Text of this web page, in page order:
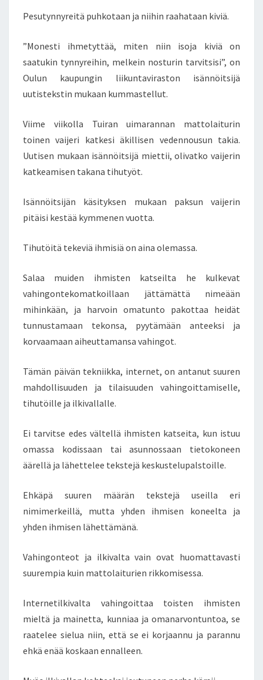
N
K
I
A
–
S
U
T
Y
Y
R
I
H
K
A
N
I
I
H
N
R
A
A
A
T
N
K
I
V
Pesutynnyreitä puhkotaan ja niihin raahataan kiviä.
”Monesti ihmetyttää, miten niin isoja kiviä on
saatukin tynnyreihin, melkein nosturin tarvitsisi”, on
Oulun kaupungin liikuntaviraston isännöitsijä
uutistekstin mukaan kummastellut.
Viime viikolla Tuiran uimarannan mattolaiturin
toinen vaijeri katkesi äkillisen vedennousun takia.
Uutisen mukaan isännöitsijä miettii, olivatko vaijerin
katkeamisen takana tihutyöt.
Isännöitsijän käsityksen mukaan paksun vaijerin
pitäisi kestää kymmenen vuotta.
Tihutöitä tekeviä ihmisiä on aina olemassa.
Salaa muiden ihmisten katseilta he kulkevat
vahingontekomatkoillaan jättämättä nimeään
mihinkään, ja harvoin omatunto pakottaa heidät
tunnustamaan tekonsa, pyytämään anteeksi ja
korvaamaan aiheuttamansa vahingot.
Tämän päivän tekniikka, internet, on antanut suuren
mahdollisuuden ja tilaisuuden vahingoittamiselle,
tihutöille ja ilkivallalle.
Ei tarvitse edes vältellä ihmisten katseita, kun istuu
omassa kodissaan tai asunnossaan tietokoneen
äärellä ja lähettelee tekstejä keskustelupalstoille.
Ehkäpä suuren määrän tekstejä useilla eri
nimimerkeillä, mutta yhden ihmisen koneelta ja
yhden ihmisen lähettämänä.
Vahingonteot ja ilkivalta vain ovat huomattavasti
suurempia kuin mattolaiturien rikkomisessa.
Internetilkivalta vahingoittaa toisten ihmisten
mieltä ja mainetta, kunniaa ja omanarvontuntoa, se
raatelee sielua niin, että se ei korjaannu ja parannu
ehkä enää koskaan ennalleen.